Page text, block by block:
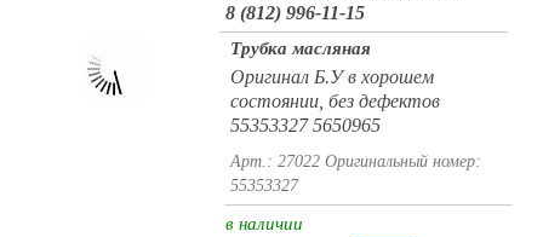
8 (812) 996-11-15
Трубка масляная
Оригинал Б.У в хорошем
состоянии, без дефектов
55353327 5650965
Арт.: 27022 Оригинальный номер:
55353327
в наличии